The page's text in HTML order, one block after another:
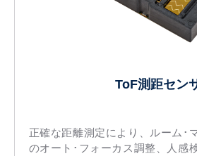
ToF測距セン
正確な距離測定により、ルーム･
のオート･フォーカス調整、人感